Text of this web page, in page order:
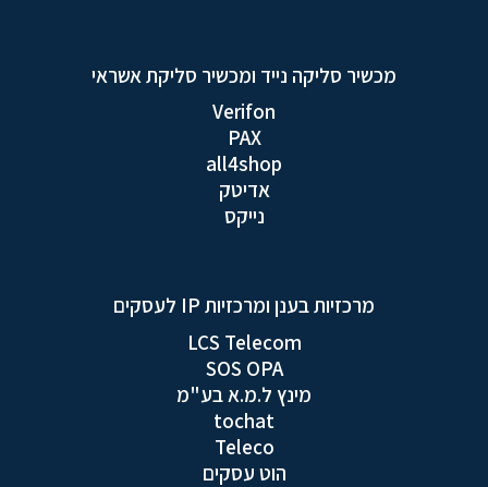
מכשיר סליקה נייד ומכשיר סליקת אשראי
Verifon
PAX
all4shop
אדיטק
נייקס
מרכזיות בענן ומרכזיות IP לעסקים
LCS Telecom
SOS OPA
מינץ ל.מ.א בע"מ
tochat
Teleco
הוט עסקים